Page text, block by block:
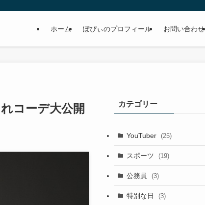
ホーム ぽぴぃのプロフィール お問い合わせ
コーデ大公開 カテゴリー
YouTuber (25)
スポーツ (19)
公務員 (3)
特別な日 (3)